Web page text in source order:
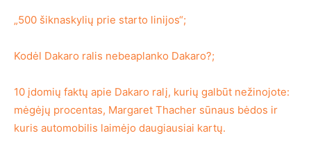
„500 šiknaskylių prie starto linijos“;
Kodėl Dakaro ralis nebeaplanko Dakaro?;
10 įdomių faktų apie Dakaro ralį, kurių galbūt nežinojote:
mėgėjų procentas, Margaret Thacher sūnaus bėdos ir
kuris automobilis laimėjo daugiausiai kartų.